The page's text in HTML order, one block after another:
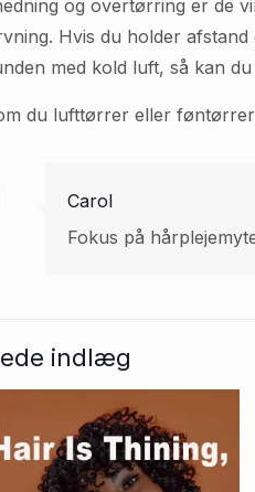
og overtørring er de
Hvis du holder
med kold luft, så kan
du lufttørrer eller
Carol
Fokus på
indlæg